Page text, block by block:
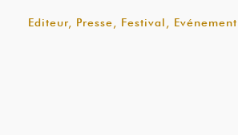
Editeur, Presse, Festival, Evénement